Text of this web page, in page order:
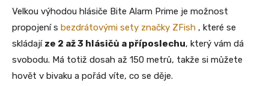
Velkou výhodou hlásiče Bite Alarm Prime je možnost
propojení s bezdrátovými sety značky ZFish , které se
skládají ze 2 až 3 hlásičů a příposlechu, který vám dá
svobodu. Má totiž dosah až 150 metrů, takže si můžete
hovět v bivaku a pořád víte, co se děje.